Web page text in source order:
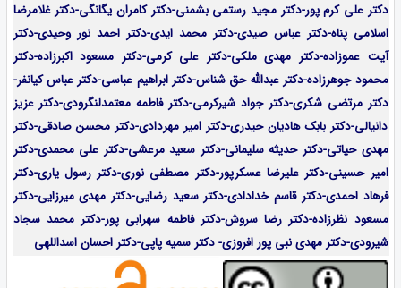
دکتر علی کرم پور-دکتر مجید رستمی بشمنی-دکتر کامران یگانگی-دکتر غلامرضا
اسلامی پناه-دکتر عباس صیدی-دکتر محمد ایدی-دکتر احمد نور وحیدی-دکتر
آیت عموزاده-دکتر مهدی ملکی-دکتر علی کرمی-دکتر مسعود اکبرزاده-دکتر
محمود جوهرزاده-دکتر عبدالله حق شناس-دکتر ابراهیم عباسی-دکتر عباس کیانفر-
دکتر مرتضی شکری-دکتر جواد شیرکرمی-دکتر فاطمه معتمدلنگرودی-دکتر عزیز
دانیالی-دکتر بابک هادیان حیدری-دکتر امیر مهردادی-دکتر محسن صادقی-دکتر
مهدی حیاتی-دکتر حدیثه سلیمانی-دکتر سعید مرعشی-دکتر علی محمدی-دکتر
امیر حسینی-دکتر علیرضا عسکرپور-دکتر مصطفی نوری-دکتر رسول یاری-دکتر
فرهاد احمدی-دکتر قاسم خدادادی-دکتر سعید رضایی-دکتر مهدی میرزایی-دکتر
مسعود نظرزاده-دکتر رضا سروش-دکتر فاطمه سهرابی پور-دکتر محمد سجاد
شیرودی-دکتر مهدی نبی پور افروزی- دکتر سمیه پاپی-دکتر احسان اسداللهی